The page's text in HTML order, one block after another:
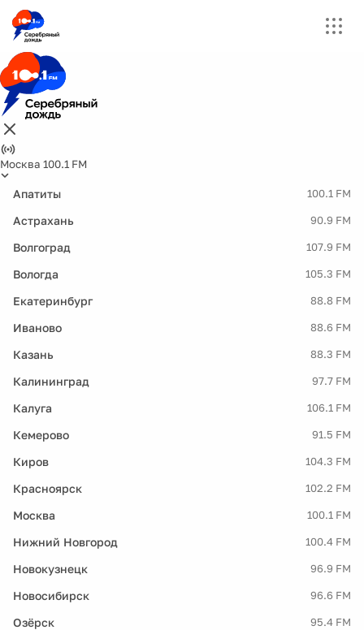
Москва 100.1 FM
Апатиты 100.1 FM
Астрахань 90.9 FM
Волгоград 107.9 FM
Вологда 105.3 FM
Екатеринбург 88.8 FM
Иваново 88.6 FM
Казань 88.3 FM
Калининград 97.7 FM
Калуга 106.1 FM
Кемерово 91.5 FM
Киров 104.3 FM
Красноярск 102.2 FM
Москва 100.1 FM
Нижний Новгород 100.4 FM
Новокузнецк 96.9 FM
Новосибирск 96.6 FM
Озёрск 95.4 FM